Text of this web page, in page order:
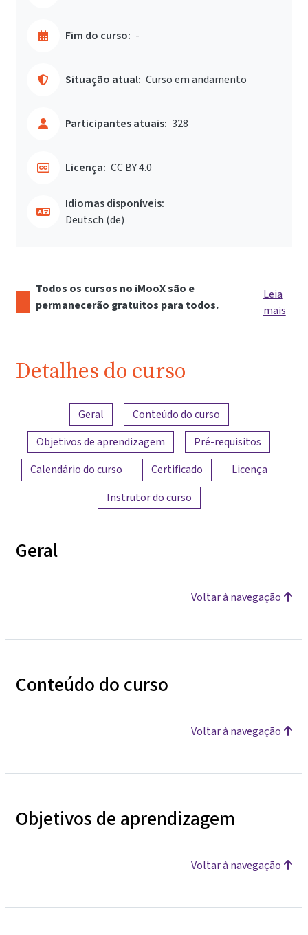
Fim do curso: -
Situação atual: Curso em andamento
Participantes atuais: 328
Licença: CC BY 4.0
Idiomas disponíveis:
Deutsch ‎(de)‎
Todos os cursos no iMooX são e
permanecerão gratuitos para todos.
Leia
mais
Detalhes do curso
Visão geral do conteúdo
Geral
Conteúdo do curso
Objetivos de aprendizagem
Pré-requisitos
Calendário do curso
Certificado
Licença
Instrutor do curso
Geral
Voltar à navegação
Conteúdo do curso
Voltar à navegação
Objetivos de aprendizagem
Voltar à navegação